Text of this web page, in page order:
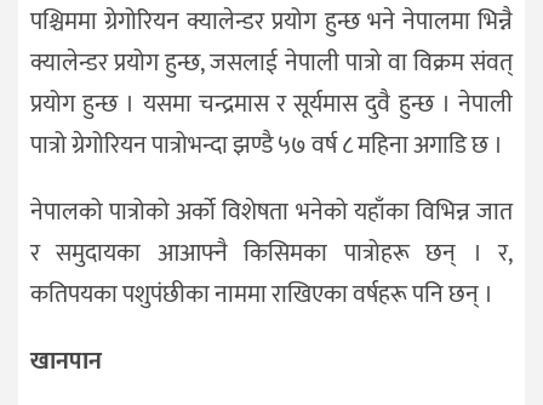
पश्चिममा ग्रेगोरियन क्यालेन्डर प्रयोग हुन्छ भने नेपालमा भिन्नै
क्यालेन्डर प्रयोग हुन्छ, जसलाई नेपाली पात्रो वा विक्रम संवत्
प्रयोग हुन्छ । यसमा चन्द्रमास र सूर्यमास दुवै हुन्छ । नेपाली
पात्रो ग्रेगोरियन पात्रोभन्दा झण्डै ५७ वर्ष ८ महिना अगाडि छ ।
नेपालको पात्रोको अर्को विशेषता भनेको यहाँका विभिन्न जात
र समुदायका आआफ्नै किसिमका पात्रोहरू छन् । र,
कतिपयका पशुपंछीका नाममा राखिएका वर्षहरू पनि छन् ।
खानपान